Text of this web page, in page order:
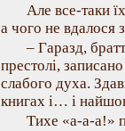
Але все-таки
а чого не
– Гаразд,
престолі,
слабого духа.
книгах і… і
Тихе «а-а-а!»